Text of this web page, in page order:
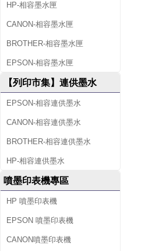
HP-相容墨水匣
CANON-相容墨水匣
BROTHER-相容墨水匣
EPSON-相容墨水匣
【列印市集】連供墨水
EPSON-相容連供墨水
CANON-相容連供墨水
BROTHER-相容連供墨水
HP-相容連供墨水
噴墨印表機專區
HP 噴墨印表機
EPSON 噴墨印表機
CANON噴墨印表機